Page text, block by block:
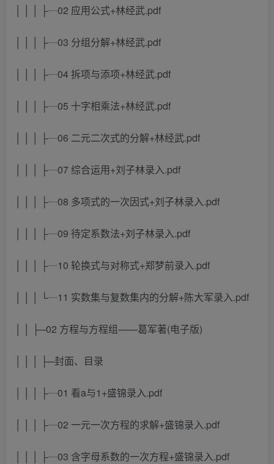
│ │ │ ├┈02 应用公式+林经武.pdf
│ │ │ ├┈03 分组分解+林经武.pdf
│ │ │ ├┈04 拆项与添项+林经武.pdf
│ │ │ ├┈05 十字相乘法+林经武.pdf
│ │ │ ├┈06 二元二次式的分解+林经武.pdf
│ │ │ ├┈07 综合运用+刘子林录入.pdf
│ │ │ ├┈08 多项式的一次因式+刘子林录入.pdf
│ │ │ ├┈09 待定系数法+刘子林录入.pdf
│ │ │ ├┈10 轮换式与对称式+郑梦前录入.pdf
│ │ │ └┈11 实数集与复数集内的分解+陈大军录入.pdf
│ │ ├─02 方程与方程组——葛军著(电子版)
│ │ │ ├─封面、目录
│ │ │ ├┈01 看a与1+盛锦录入.pdf
│ │ │ ├┈02 一元一次方程的求解+盛锦录入.pdf
│ │ │ ├┈03 含字母系数的一次方程+盛锦录入.pdf